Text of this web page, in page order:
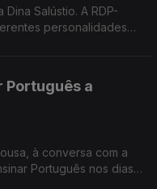
Salústio. A RDP-
personalidades
Português a
à conversa com a
Português nos dias